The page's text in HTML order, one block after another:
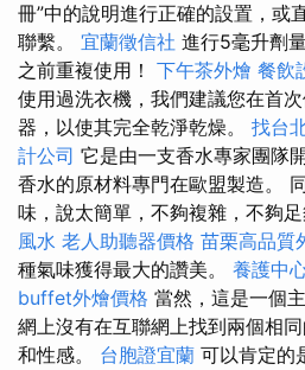
冊”中的說明進行正確的設置，或
聯繫。 宜蘭徵信社 進行5毫升劑
之前重複使用！ 下午茶外燴 餐飲
使用過洗衣機，我們建議您在首
器，以使其完全乾淨乾燥。 找台
計公司 它是由一支香水專家團隊
香水的原材料專門在歐盟製造。
味，說太簡單，不夠複雜，不夠
風水 老人助聽器價格 苗栗高品質
種氣味獲得最大的讚美。 養護中
buffet外燴價格 當然，這是一個
網上沒有在互聯網上找到兩個相
和性感。 台胞證宜蘭 可以肯定的